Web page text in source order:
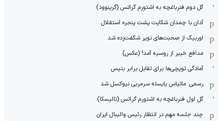
گل دوم فنرباغچه به اشتورم گراتس (گرینوود)
آدان با چمدان شکایت پشت پنجره استقلال
اوربیگ از صحبت‌های نویر شگفت‌زده شد
مدافع خیبر از روسیه آمد! (عکس)
آمادگی توپچی‌ها برای تقابل برابر بتیس
رسمی: ماتیاس یایسله سرمربی نیوکسل شد
گل اول فنرباغچه به اشتورم گراتس (تالیسکا)
چند جلسه مهم در انتظار رئیس والیبال ایران